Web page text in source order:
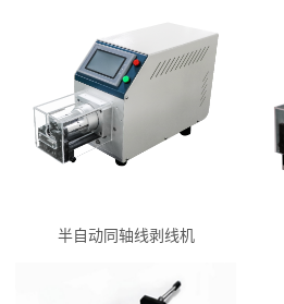
半自动同轴线剥线机